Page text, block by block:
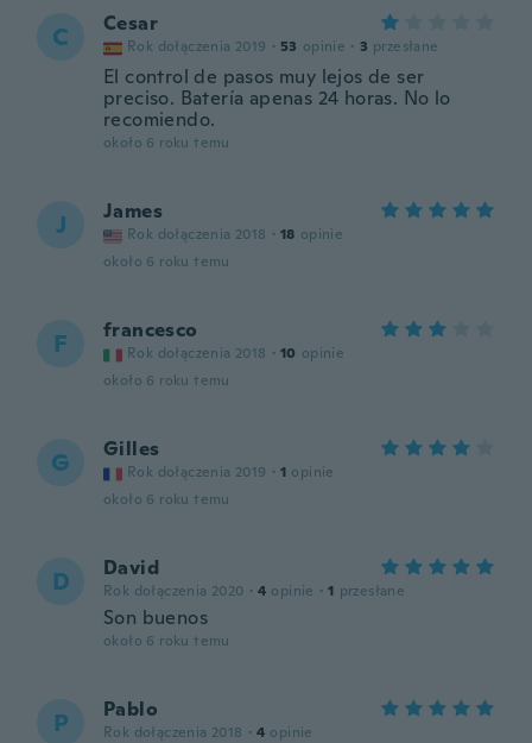
C Cesar
Rok dołączenia 2019 · 53 opinie · 3 przesłane
El control de pasos muy lejos de ser
preciso. Batería apenas 24 horas. No lo
recomiendo.
około 6 roku temu
J James
Rok dołączenia 2018 · 18 opinie
około 6 roku temu
F francesco
Rok dołączenia 2018 · 10 opinie
około 6 roku temu
G Gilles
Rok dołączenia 2019 · 1 opinie
około 6 roku temu
D David
Rok dołączenia 2020 · 4 opinie · 1 przesłane
Son buenos
około 6 roku temu
P Pablo
Rok dołączenia 2018 · 4 opinie